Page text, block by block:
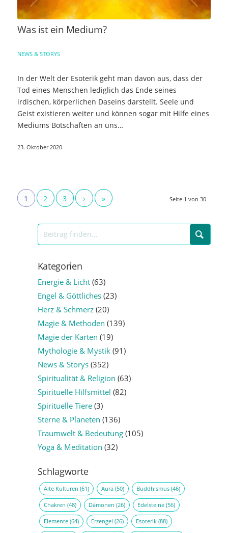
Was ist ein Medium?
NEWS & STORYS
In der Welt der Esoterik geht man davon aus, dass der
Tod eines Menschen lediglich das Ende seines
irdischen, körperlichen Daseins darstellt. Seele und
Geist existieren weiter und können sogar mit Hilfe eines
Mediums Botschaften an uns…
23. Oktober 2020
Seite 1 von 30
1 2 3 › »
Kategorien
Energie & Licht(63)
Engel & Göttliches(23)
Herz & Schmerz(20)
Magie & Methoden (139)
Magie der Karten (19)
Mythologie & Mystik(91)
News & Storys(352)
Spiritualität & Religion (63)
Spirituelle Hilfsmittel (82)
Spirituelle Tiere(3)
Sterne & Planeten (136)
Traumwelt & Bedeutung(105)
Yoga & Meditation (32)
Schlagworte
Alte Kulturen (61) Aura(50) Buddhismus(46)
Chakren (48) Dämonen (26) Edelsteine(56)
Elemente(64) Erzengel (26) Esoterik(88)